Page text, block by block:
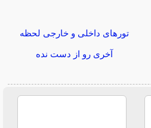
تورهای داخلی و خارجی لحظه
آخری رو از دست نده